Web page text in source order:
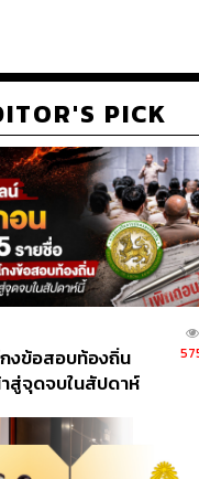
PICK
งข้อสอบท้องถิ่น
สู่จุดจบในสัปดาห์